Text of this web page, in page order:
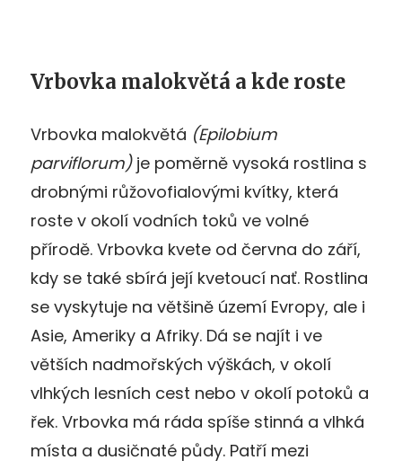
Vrbovka malokvětá a kde roste
Vrbovka malokvětá (Epilobium
parviflorum)je poměrně vysoká rostlina s
drobnými růžovofialovými kvítky, která
roste v okolí vodních toků ve volné
přírodě. Vrbovka kvete od června do září,
kdy se také sbírá její kvetoucí nať. Rostlina
se vyskytuje na většině území Evropy, ale i
Asie, Ameriky a Afriky. Dá se najít i ve
větších nadmořských výškách, v okolí
vlhkých lesních cest nebo v okolí potoků a
řek. Vrbovka má ráda spíše stinná a vlhká
místa a dusičnaté půdy. Patří mezi